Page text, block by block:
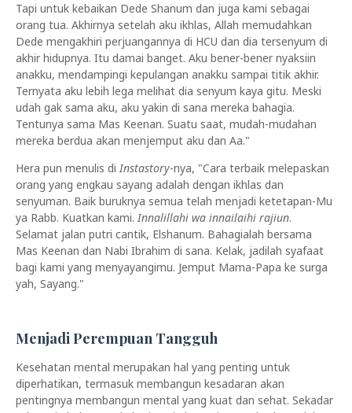
Tapi untuk kebaikan Dede Shanum dan juga kami sebagai
orang tua. Akhirnya setelah aku ikhlas, Allah memudahkan
Dede mengakhiri perjuangannya di HCU dan dia tersenyum di
akhir hidupnya. Itu damai banget. Aku bener-bener nyaksiin
anakku, mendampingi kepulangan anakku sampai titik akhir.
Ternyata aku lebih lega melihat dia senyum kaya gitu. Meski
udah gak sama aku, aku yakin di sana mereka bahagia.
Tentunya sama Mas Keenan. Suatu saat, mudah-mudahan
mereka berdua akan menjemput aku dan Aa."
Hera pun menulis di Instastory-nya, "Cara terbaik melepaskan
orang yang engkau sayang adalah dengan ikhlas dan
senyuman. Baik buruknya semua telah menjadi ketetapan-Mu
ya Rabb. Kuatkan kami. Innalillahi wa innailaihi rajiun.
Selamat jalan putri cantik, Elshanum. Bahagialah bersama
Mas Keenan dan Nabi Ibrahim di sana. Kelak, jadilah syafaat
bagi kami yang menyayangimu. Jemput Mama-Papa ke surga
yah, Sayang."
Menjadi Perempuan Tangguh
Kesehatan mental merupakan hal yang penting untuk
diperhatikan, termasuk membangun kesadaran akan
pentingnya membangun mental yang kuat dan sehat. Sekadar